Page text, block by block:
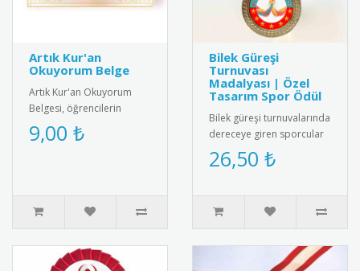
Artık Kur'an
Okuyorum Belge
Artık Kur'an Okuyorum
Belgesi, öğrencilerin
Kur'an okuma becerilerini
kutlayan anlamlı bir ödül
9,00 ₺
Bilek Güreşi
Turnuvası
Madalyası | Özel
Tasarım Spor Ödül
Bilek güreşi turnuvalarında
dereceye giren sporcular
için özel tasarım madalya.
Kaliteli metal alaşı..
26,50 ₺